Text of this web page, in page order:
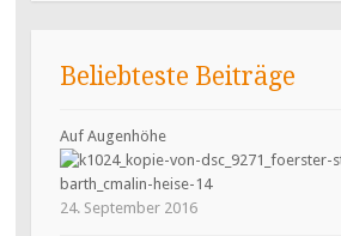
Beliebteste Beiträge
Auf Augenhöhe
24. September 2016